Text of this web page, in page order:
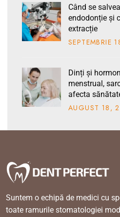
Când se
endodonție și
extracție
SEPTEMBRIE
Dinți și
menstrual,
afecta
AUGUST 18 ,
Suntem o echipă de medici cu
toate ramurile stomatologiei